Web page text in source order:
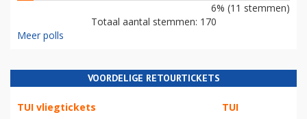
6% (11 stemmen)
Totaal aantal stemmen: 170
Meer polls
VOORDELIGE RETOURTICKETS
TUI vliegtickets TUI